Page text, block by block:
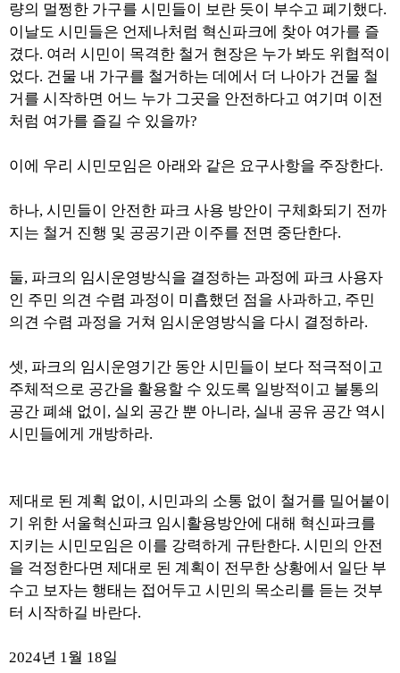
량의 멀쩡한 가구를 시민들이 보란 듯이 부수고 폐기했다.
이날도 시민들은 언제나처럼 혁신파크에 찾아 여가를 즐
겼다. 여러 시민이 목격한 철거 현장은 누가 봐도 위협적이
었다. 건물 내 가구를 철거하는 데에서 더 나아가 건물 철
거를 시작하면 어느 누가 그곳을 안전하다고 여기며 이전
처럼 여가를 즐길 수 있을까?
이에 우리 시민모임은 아래와 같은 요구사항을 주장한다.
하나, 시민들이 안전한 파크 사용 방안이 구체화되기 전까
지는 철거 진행 및 공공기관 이주를 전면 중단한다.
둘, 파크의 임시운영방식을 결정하는 과정에 파크 사용자
인 주민 의견 수렴 과정이 미흡했던 점을 사과하고, 주민
의견 수렴 과정을 거쳐 임시운영방식을 다시 결정하라.
셋, 파크의 임시운영기간 동안 시민들이 보다 적극적이고
주체적으로 공간을 활용할 수 있도록 일방적이고 불통의
공간 폐쇄 없이, 실외 공간 뿐 아니라, 실내 공유 공간 역시
시민들에게 개방하라.
제대로 된 계획 없이, 시민과의 소통 없이 철거를 밀어붙이
기 위한 서울혁신파크 임시활용방안에 대해 혁신파크를
지키는 시민모임은 이를 강력하게 규탄한다. 시민의 안전
을 걱정한다면 제대로 된 계획이 전무한 상황에서 일단 부
수고 보자는 행태는 접어두고 시민의 목소리를 듣는 것부
터 시작하길 바란다.
2024년 1월 18일